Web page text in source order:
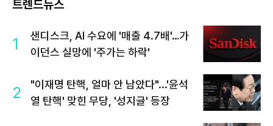
트렌드뉴스
1
샌디스크, AI 수요에 '매출 4.7배'…가
이던스 실망에 '주가는 하락'
2
"이재명 탄핵, 얼마 안 남았다"...'윤석
열 탄핵' 맞힌 무당, '성지글' 등장